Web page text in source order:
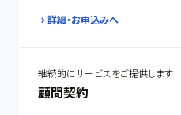
詳細・お申込みへ
継続的にサービスをご提供します
顧問契約